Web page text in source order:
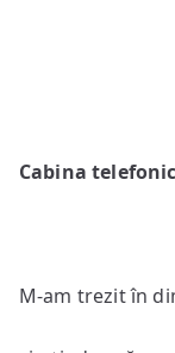
Cabina
M-am trezit în